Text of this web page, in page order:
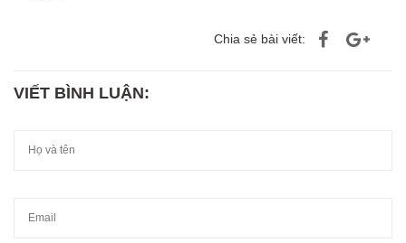
Chia sẻ bài viết:
VIẾT BÌNH LUẬN: